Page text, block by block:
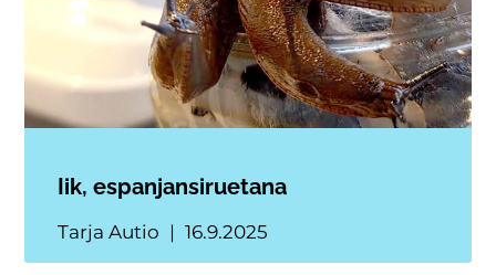
Iik, espanjansiruetana
Tarja Autio 16.9.2025